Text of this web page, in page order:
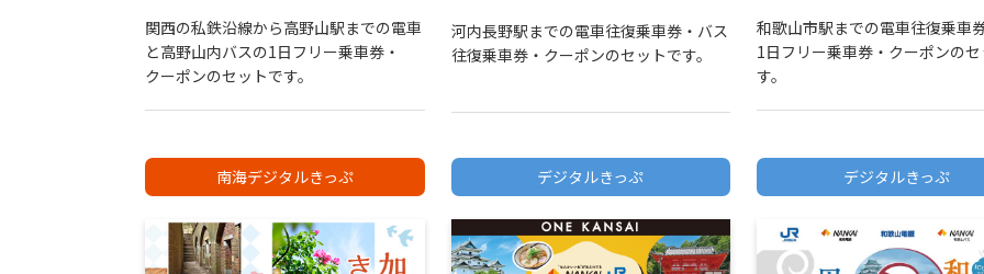
関西の私鉄沿線から高野山駅までの電車
と高野山内バスの1日フリー乗車券・
クーポンのセットです。
河内長野駅までの電車往復乗車券・バス
往復乗車券・クーポンのセットです。
和歌山市駅までの電車往復乗車
1日フリー乗車券・クーポンの
す。
南海デジタルきっぷ デジタルきっぷ デジタルきっぷ